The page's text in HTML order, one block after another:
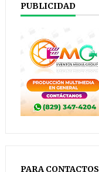
PUBLICIDAD
PARA CONTACTOS